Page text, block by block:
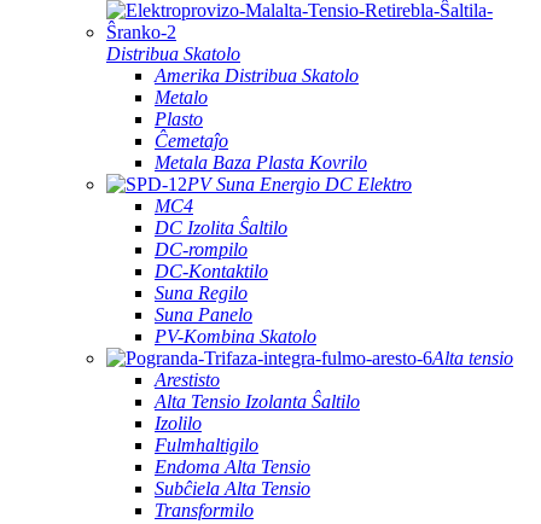
Distribua Skatolo
Amerika Distribua Skatolo
Metalo
Plasto
Ĉemetaĵo
Metala Baza Plasta Kovrilo
PV Suna Energio DC Elektro
MC4
DC Izolita Ŝaltilo
DC-rompilo
DC-Kontaktilo
Suna Regilo
Suna Panelo
PV-Kombina Skatolo
Alta tensio
Arestisto
Alta Tensio Izolanta Ŝaltilo
Izolilo
Fulmhaltigilo
Endoma Alta Tensio
Subĉiela Alta Tensio
Transformilo